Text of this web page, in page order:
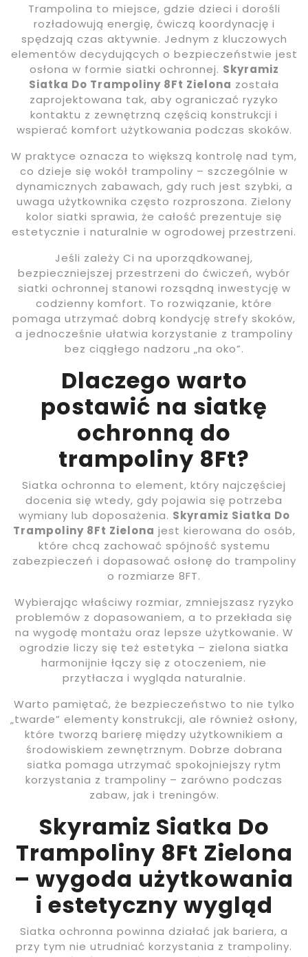
Trampolina to miejsce, gdzie dzieci i dorośli
rozładowują energię, ćwiczą koordynację i
spędzają czas aktywnie. Jednym z kluczowych
elementów decydujących o bezpieczeństwie jest
osłona w formie siatki ochronnej. Skyramiz
Siatka Do Trampoliny 8Ft Zielona została
zaprojektowana tak, aby ograniczać ryzyko
kontaktu z zewnętrzną częścią konstrukcji i
wspierać komfort użytkowania podczas skoków.
W praktyce oznacza to większą kontrolę nad tym,
co dzieje się wokół trampoliny – szczególnie w
dynamicznych zabawach, gdy ruch jest szybki, a
uwaga użytkownika często rozproszona. Zielony
kolor siatki sprawia, że całość prezentuje się
estetycznie i naturalnie w ogrodowej przestrzeni.
Jeśli zależy Ci na uporządkowanej,
bezpieczniejszej przestrzeni do ćwiczeń, wybór
siatki ochronnej stanowi rozsądną inwestycję w
codzienny komfort. To rozwiązanie, które
pomaga utrzymać dobrą kondycję strefy skoków,
a jednocześnie ułatwia korzystanie z trampoliny
bez ciągłego nadzoru „na oko”.
Dlaczego warto
postawić na siatkę
ochronną do
trampoliny 8Ft?
Siatka ochronna to element, który najczęściej
docenia się wtedy, gdy pojawia się potrzeba
wymiany lub doposażenia. Skyramiz Siatka Do
Trampoliny 8Ft Zielona jest kierowana do osób,
które chcą zachować spójność systemu
zabezpieczeń i dopasować osłonę do trampoliny
o rozmiarze 8FT.
Wybierając właściwy rozmiar, zmniejszasz ryzyko
problemów z dopasowaniem, a to przekłada się
na wygodę montażu oraz lepsze użytkowanie. W
ogrodzie liczy się też estetyka – zielona siatka
harmonijnie łączy się z otoczeniem, nie
przytłacza i wygląda naturalnie.
Warto pamiętać, że bezpieczeństwo to nie tylko
„twarde” elementy konstrukcji, ale również osłony,
które tworzą barierę między użytkownikiem a
środowiskiem zewnętrznym. Dobrze dobrana
siatka pomaga utrzymać spokojniejszy rytm
korzystania z trampoliny – zarówno podczas
zabaw, jak i treningów.
Skyramiz Siatka Do
Trampoliny 8Ft Zielona
– wygoda użytkowania
i estetyczny wygląd
Siatka ochronna powinna działać jak bariera, a
przy tym nie utrudniać korzystania z trampoliny.